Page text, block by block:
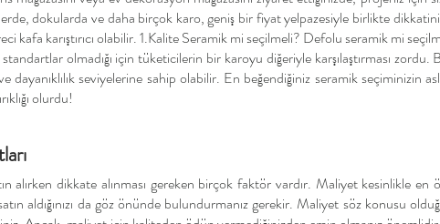
dokularda ve daha birçok karo, geniş bir fiyat yelpazesiyle birlikte
kafa karıştırıcı olabilir. 1.Kalite Seramik mi seçilmeli? Defolu seramik mi
olmadığı için tüketicilerin bir karoyu diğeriyle karşılaştırması
dayanıklılık seviyelerine sahip olabilir. En beğendiğiniz seramik seçiminizin
olurdu!
alırken dikkate alınması gereken birçok faktör vardır. Maliyet kesinlikle
aldığınızı da göz önünde bulundurmanız gerekir. Maliyet söz konusu